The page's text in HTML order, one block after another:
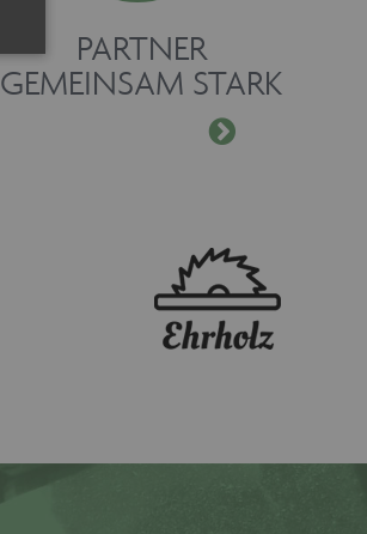
PARTNER
GEMEINSAM STARK